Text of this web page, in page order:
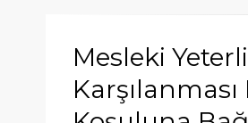
Mesleki